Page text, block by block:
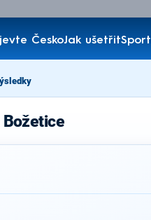
ČeskoJak ušetřitSport